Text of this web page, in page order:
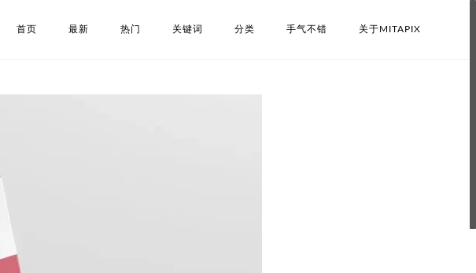
首页 最新 热门 关键词 分类 手气不错 关于MITAPIX